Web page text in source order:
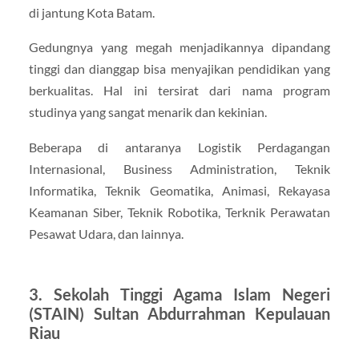
di jantung Kota Batam.
Gedungnya yang megah menjadikannya dipandang
tinggi dan dianggap bisa menyajikan pendidikan yang
berkualitas. Hal ini tersirat dari nama program
studinya yang sangat menarik dan kekinian.
Beberapa di antaranya Logistik Perdagangan
Internasional, Business Administration, Teknik
Informatika, Teknik Geomatika, Animasi, Rekayasa
Keamanan Siber, Teknik Robotika, Terknik Perawatan
Pesawat Udara, dan lainnya.
3. Sekolah Tinggi Agama Islam Negeri
(STAIN) Sultan Abdurrahman Kepulauan
Riau